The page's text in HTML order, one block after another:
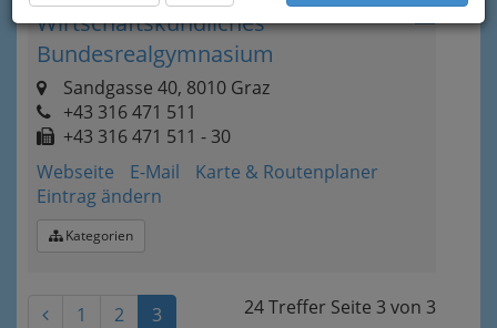
4
Wirtschaftskundliches
Bundesrealgymnasium
Sandgasse 40, 8010 Graz
+43 316 471 511
+43 316 471 511 - 30
Webseite
E-Mail
Karte & Routenplaner
Eintrag ändern
Kategorien
24 Treffer Seite 3 von 3
1 2 3